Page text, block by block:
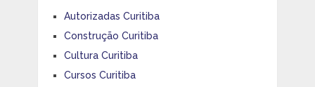
Autorizadas Curitiba
Construção Curitiba
Cultura Curitiba
Cursos Curitiba